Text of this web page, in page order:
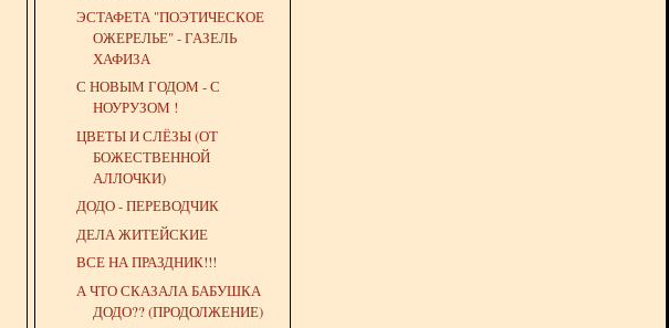
ЭСТАФЕТА "ПОЭТИЧЕСКОЕ
ОЖЕРЕЛЬЕ" - ГАЗЕЛЬ
ХАФИЗА
С НОВЫМ ГОДОМ - С
НОУРУЗОМ !
ЦВЕТЫ И СЛЁЗЫ (ОТ
БОЖЕСТВЕННОЙ
АЛЛОЧКИ)
ДОДО - ПЕРЕВОДЧИК
ДЕЛА ЖИТЕЙСКИЕ
ВСЕ НА ПРАЗДНИК!!!
А ЧТО СКАЗАЛА БАБУШКА
ДОДО?? (ПРОДОЛЖЕНИЕ)